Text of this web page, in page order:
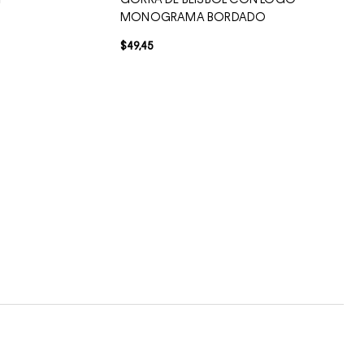
MONOGRAMA BORDADO
$49,45